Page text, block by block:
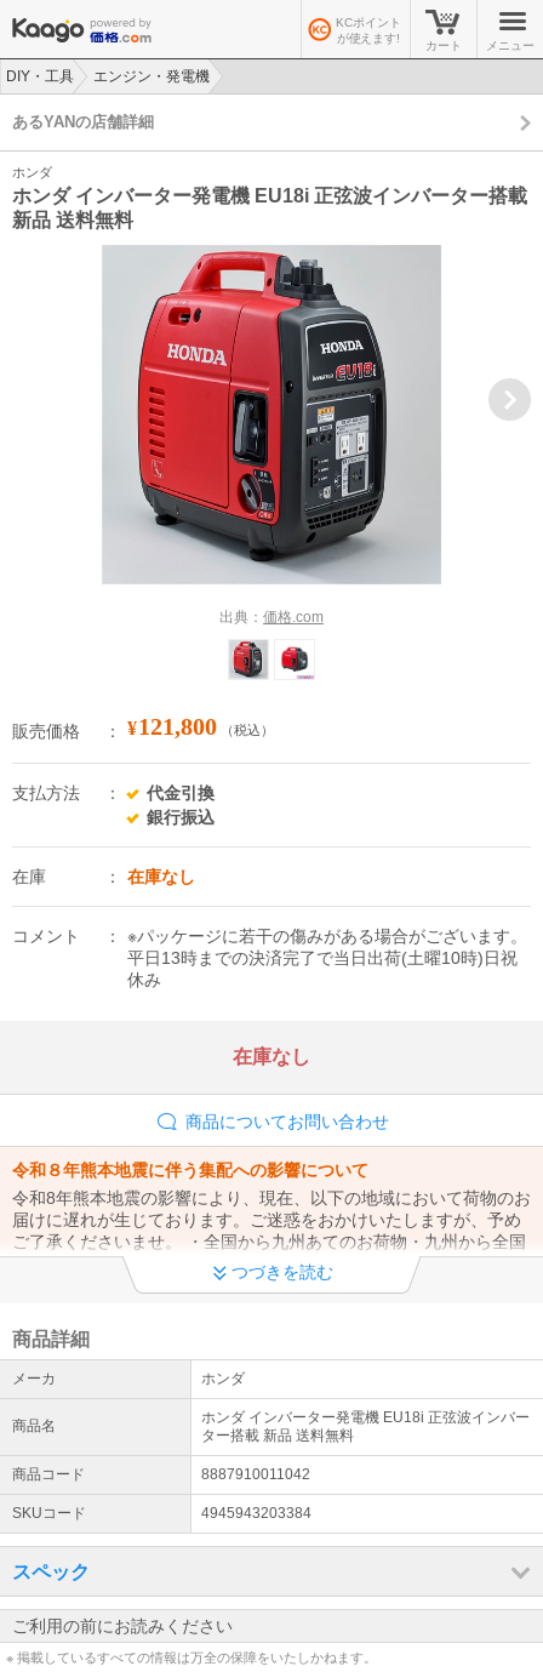
KCポイント
が使えます!
カート メニュー
DIY・工具
エンジン・発電機
あるYANの店舗詳細
ホンダ
ホンダ インバーター発電機 EU18i 正弦波インバーター搭載
新品 送料無料
出典： 価格.com
販売価格 ¥121,800 （税込）
支払方法
代金引換
銀行振込
在庫 在庫なし
コメント
※パッケージに若干の傷みがある場合がございます。
平日13時までの決済完了で当日出荷(土曜10時)日祝
休み
在庫なし
商品についてお問い合わせ
令和８年熊本地震に伴う集配への影響について
令和8年熊本地震の影響により、現在、以下の地域において荷物のお
届けに遅れが生じております。ご迷惑をおかけいたしますが、予め
ご了承くださいませ。 ・全国から九州あてのお荷物・九州から全国
あてのお荷物
誠に勝手ながら【 8月11日(火) / 8月13日(木) から8月16日(日) 】を
夏期休業とさせていただきます。
熊本県で発生した地震に伴う集配への影響について
熊本県で発生した地震の影響により、現在配送業者にて熊本県全域
でお荷物の集荷・配達を停止しております。この影響により、お荷
物のお届けに遅延が生じておりますので、予めご了承くださいま
【注意喚起】悪質な詐欺サイトにご注意ください。
現在、弊社の情報を無断で盗用している偽通販サイトの存在を確認
しております。偽通販サイトと弊社とは一切の関わりはございませ
んので、くれぐれも偽通販サイトにてご注文、お振込みなどされな
いようご注意ください
つづきを読む
商品詳細
メーカ ホンダ
商品名
ホンダ インバーター発電機 EU18i 正弦波インバー
ター搭載 新品 送料無料
商品コード 8887910011042
SKUコード 4945943203384
スペック
ご利用の前にお読みください
※ 掲載しているすべての情報は万全の保障をいたしかねます。